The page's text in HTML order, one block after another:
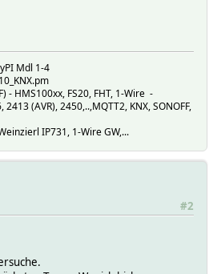
32
Mdl 1-4
- HMS100xx, FS20, FHT, 1-Wire -
(AVR), 2450,..,MQTT2, KNX, SONOFF,
IP731, 1-Wire GW,...
#2